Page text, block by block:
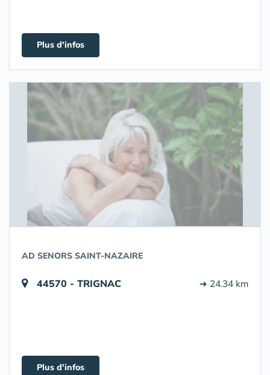
Plus d'infos
AD SENORS SAINT-NAZAIRE
44570 - TRIGNAC ➔ 24.34 km
Plus d'infos